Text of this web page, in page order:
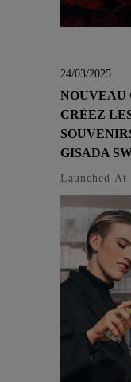
24/03/2025
NOUVEAU
CRÉEZ
GISADA
Launched